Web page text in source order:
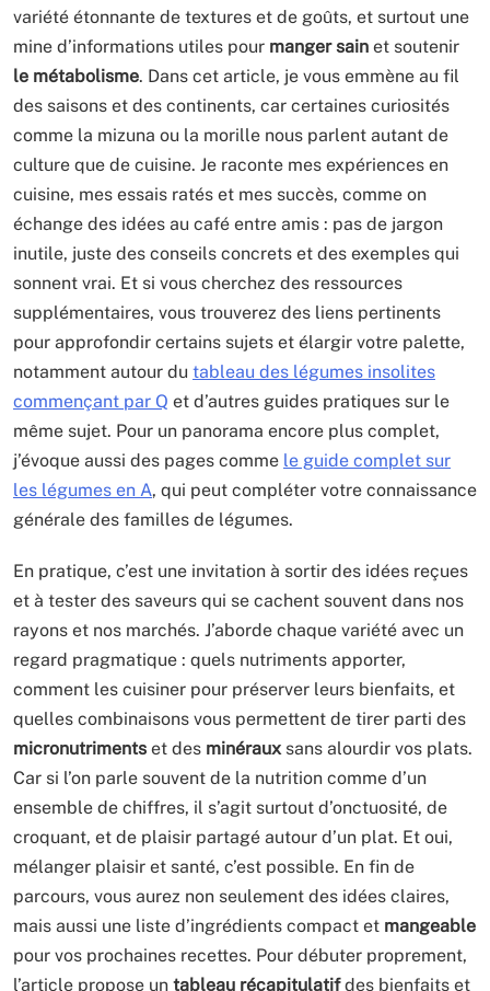
variété étonnante de textures et de goûts, et surtout une
mine d’informations utiles pour manger sain et soutenir
le métabolisme. Dans cet article, je vous emmène au fil
des saisons et des continents, car certaines curiosités
comme la mizuna ou la morille nous parlent autant de
culture que de cuisine. Je raconte mes expériences en
cuisine, mes essais ratés et mes succès, comme on
échange des idées au café entre amis : pas de jargon
inutile, juste des conseils concrets et des exemples qui
sonnent vrai. Et si vous cherchez des ressources
supplémentaires, vous trouverez des liens pertinents
pour approfondir certains sujets et élargir votre palette,
notamment autour du tableau des légumes insolites
commençant par Q et d’autres guides pratiques sur le
même sujet. Pour un panorama encore plus complet,
j’évoque aussi des pages comme le guide complet sur
les légumes en A, qui peut compléter votre connaissance
générale des familles de légumes.
En pratique, c’est une invitation à sortir des idées reçues
et à tester des saveurs qui se cachent souvent dans nos
rayons et nos marchés. J’aborde chaque variété avec un
regard pragmatique : quels nutriments apporter,
comment les cuisiner pour préserver leurs bienfaits, et
quelles combinaisons vous permettent de tirer parti des
micronutriments et des minérauxsans alourdir vos plats.
Car si l’on parle souvent de la nutrition comme d’un
ensemble de chiffres, il s’agit surtout d’onctuosité, de
croquant, et de plaisir partagé autour d’un plat. Et oui,
mélanger plaisir et santé, c’est possible. En fin de
parcours, vous aurez non seulement des idées claires,
mais aussi une liste d’ingrédients compact et mangeable
pour vos prochaines recettes. Pour débuter proprement,
l’article propose un tableau récapitulatifdes bienfaits et